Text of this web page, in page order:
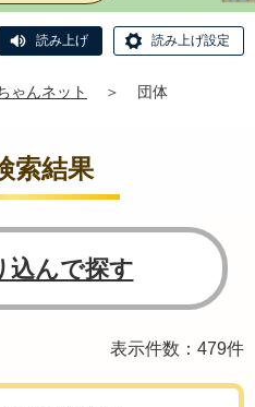
読み上げ 読み上げ設定
ゃんネット ＞ 団体
索結果
込んで探す
表示件数：479件